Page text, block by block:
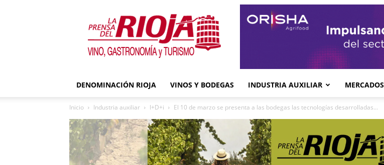
La
Prensa
del
Rioja
DENOMINACIÓN RIOJA VINOS Y BODEGAS INDUSTRIA AUXILIAR MERCADOS
Inicio Industria auxiliar I+D+i El 10 de marzo se presenta a las bodegas las tecnologías desarrolladas...